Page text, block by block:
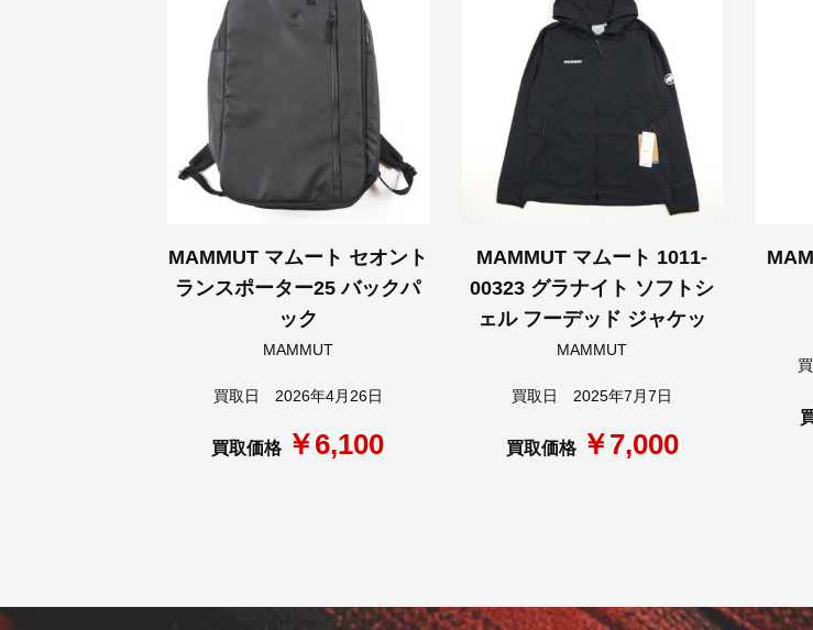
MAMMUT マムート セオント
ランスポーター25 バックパ
ック
MAMMUT
買取日 2026年4月26日
買取価格 ￥6,100
MAMMUT マムート 1011-
00323 グラナイト ソフトシ
ェル フーデッド ジャケッ
MAMMUT
買取日 2025年7月7日
買取価格 ￥7,000